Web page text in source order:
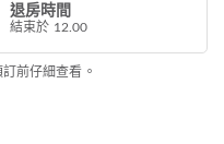
退房時間
結束於 12.00
前仔細查看。